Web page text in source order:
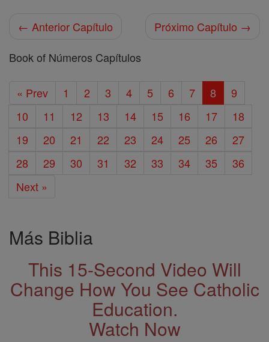
← Anterior Capítulo
Próximo Capítulo →
Book of Números Capítulos
« Prev 1 2 3 4 5 6 7 8
9
10
11 12 13 14 15 16 17
18
19
20 21 22 23 24 25 26
27
28
29 30 31 32 33 34 35
36
Next »
Más Biblia
This 15-Second Video Will
Change How You See Catholic
Education.
Watch Now